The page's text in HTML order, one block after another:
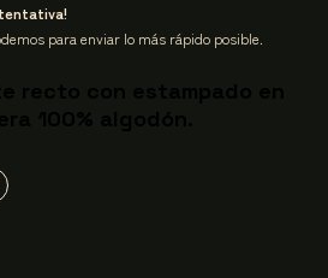
para enviar lo más rápido posible.